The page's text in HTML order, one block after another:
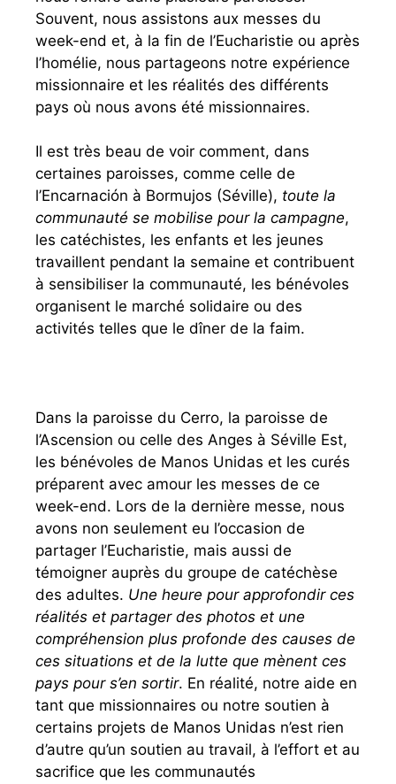
Souvent, nous assistons aux messes du
week-end et, à la fin de l’Eucharistie ou après
l’homélie, nous partageons notre expérience
missionnaire et les réalités des différents
pays où nous avons été missionnaires.
Il est très beau de voir comment, dans
certaines paroisses, comme celle de
l’Encarnación à Bormujos (Séville), toute la
communauté se mobilise pour la campagne,
les catéchistes, les enfants et les jeunes
travaillent pendant la semaine et contribuent
à sensibiliser la communauté, les bénévoles
organisent le marché solidaire ou des
activités telles que le dîner de la faim.
Dans la paroisse du Cerro, la paroisse de
l’Ascension ou celle des Anges à Séville Est,
les bénévoles de Manos Unidas et les curés
préparent avec amour les messes de ce
week-end. Lors de la dernière messe, nous
avons non seulement eu l’occasion de
partager l’Eucharistie, mais aussi de
témoigner auprès du groupe de catéchèse
des adultes. Une heure pour approfondir ces
réalités et partager des photos et une
compréhension plus profonde des causes de
ces situations et de la lutte que mènent ces
pays pour s’en sortir. En réalité, notre aide en
tant que missionnaires ou notre soutien à
certains projets de Manos Unidas n’est rien
d’autre qu’un soutien au travail, à l’effort et au
sacrifice que les communautés